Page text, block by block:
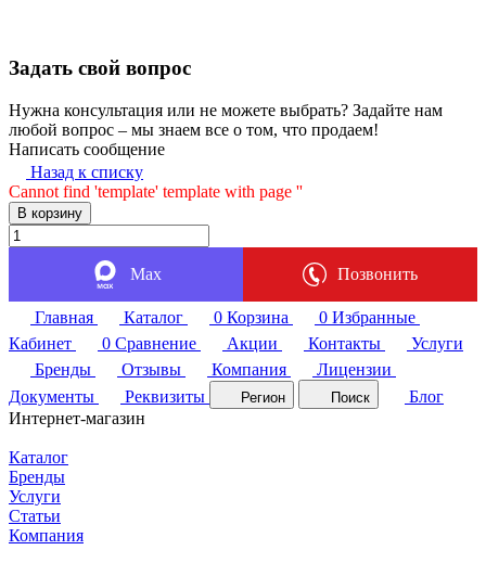
Задать свой вопрос
Нужна консультация или не можете выбрать? Задайте нам
любой вопрос – мы знаем все о том, что продаем!
Написать сообщение
Назад к списку
Cannot find 'template' template with page ''
В корзину
Max Позвонить
Главная Каталог 0 Корзина 0 Избранные
Кабинет
0 Сравнение Акции Контакты
Услуги
Бренды
Отзывы Компания
Лицензии
Документы
Реквизиты Регион Поиск
Блог
Интернет-магазин
Каталог
Бренды
Услуги
Статьи
Компания